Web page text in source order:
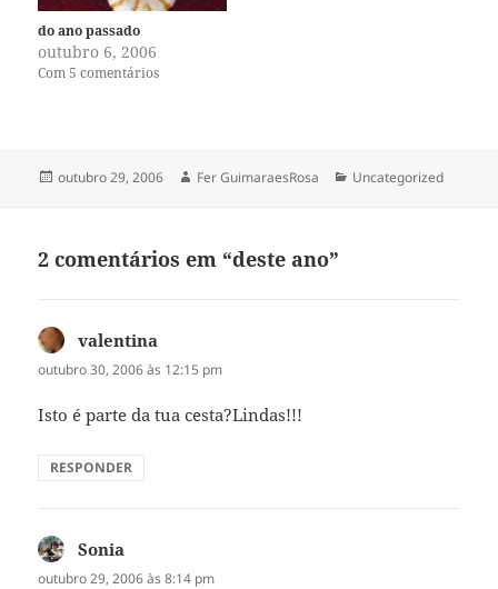
do ano passado
outubro 6, 2006
Com 5 comentários
Publicado
outubro 29, 2006 Autor
Fer GuimaraesRosa Categorias
Uncategorized
2 comentários em “deste ano”
valentina
outubro 30, 2006 às 12:15 pm
Isto é parte da tua cesta?Lindas!!!
RESPONDER
Sonia
outubro 29, 2006 às 8:14 pm